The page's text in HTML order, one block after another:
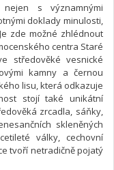
nejen s významnými
doklady minulosti,
zde možné zhlédnout
centra Staré
středověké vesnické
kamny a černou
lisu, která odkazuje
stojí také unikátní
zrcadla, sáňky,
skleněných
války, cechovní
tvoří netradičně pojatý